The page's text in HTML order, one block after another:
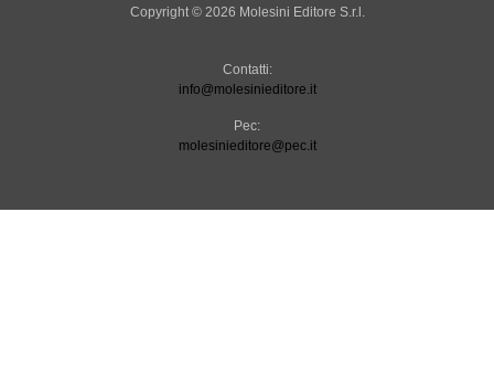
Copyright © 2026 Molesini Editore S.r.l.
Contatti:
info@molesinieditore.it
Pec:
molesinieditore@pec.it